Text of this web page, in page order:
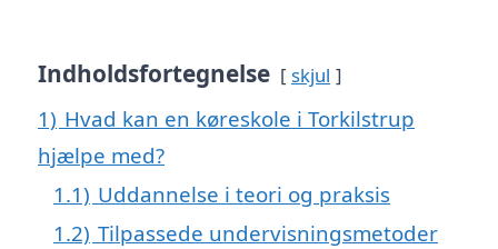
Indholdsfortegnelse skjul
1) Hvad kan en køreskole i Torkilstrup
hjælpe med?
1.1) Uddannelse i teori og praksis
1.2) Tilpassede undervisningsmetoder